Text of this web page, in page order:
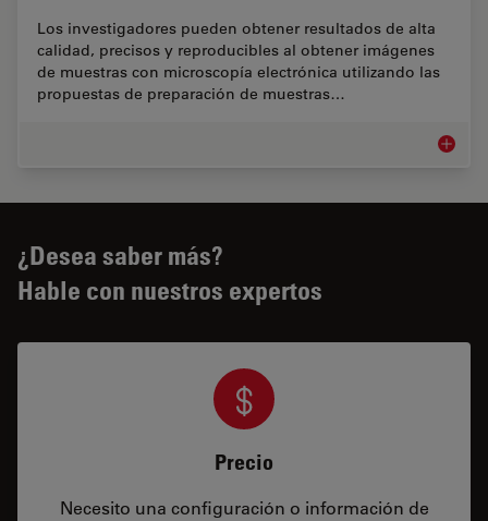
Los investigadores pueden obtener resultados de alta
calidad, precisos y reproducibles al obtener imágenes
de muestras con microscopía electrónica utilizando las
propuestas de preparación de muestras…
Flujos
¿Desea saber más?
Hable con nuestros expertos
Precio
Necesito una configuración o información de